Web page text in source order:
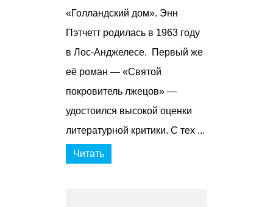
«Голландский дом». Энн
Пэтчетт родилась в 1963 году
в Лос-Анджелесе. Первый же
её роман — «Святой
покровитель лжецов» —
удостоился высокой оценки
литературной критики. С тех ...
Читать